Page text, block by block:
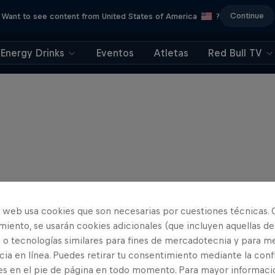
Want to see content from United States of America ? Continue
Energy Drinks Eventos Atletas Red Bull TV
web usa cookies que son necesarias por cuestiones técnicas.
se usarán cookies adicionales (que incluyen aquellas de
tecnologías similares para fines de mercadotecnia y para
en línea. Puedes retirar tu consentimiento mediante la
en el pie de página en todo momento. Para mayor